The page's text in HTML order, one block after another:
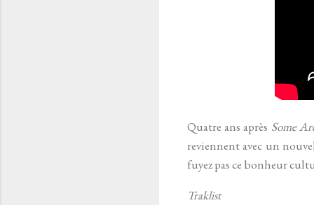
Quatre ans après Some
reviennent avec un
fuyez pas ce bonheur
Traklist